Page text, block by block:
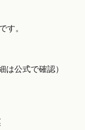
す。
は公式で確認）